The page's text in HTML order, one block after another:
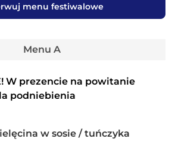
DANIA
ułatwić sobie wybór restauracji
menu festiwalowe
Menu A
W prezencie na powitanie
podniebienia
w sosie / tuńczyka